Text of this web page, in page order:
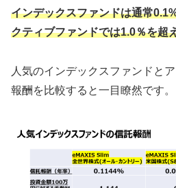
インデックスファンドは通常
クティブファンドでは1.0％を超
人気のインデックスファンドと
報酬を比較すると一目瞭然です。